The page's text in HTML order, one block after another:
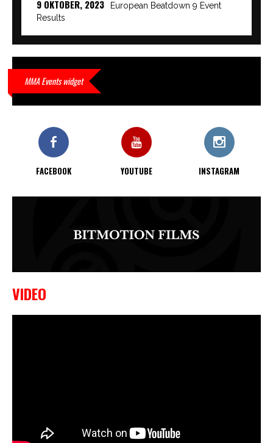
9 OKTOBER, 2023
European Beatdown 9 Event
Results
9 OKTOBER, 2023
waar hij van gemaakt is…
KO bij CWA Lowlands 7
MMA Events widget
FACEBOOK YOUTUBE INSTAGRAM
VIDEO